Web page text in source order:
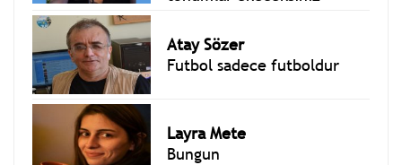
Atay Sözer
Futbol sadece futboldur
Layra Mete
Bungun